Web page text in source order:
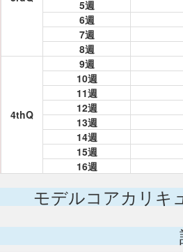
5週
6週
7週
8週
4thQ
9週
10週
11週
12週
13週
14週
15週
16週
モデルコアカリキ